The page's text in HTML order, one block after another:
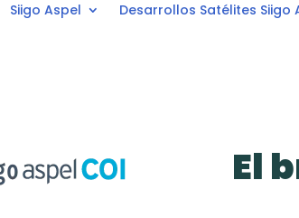
Siigo Aspel Desarrollos Satélites Siigo
El